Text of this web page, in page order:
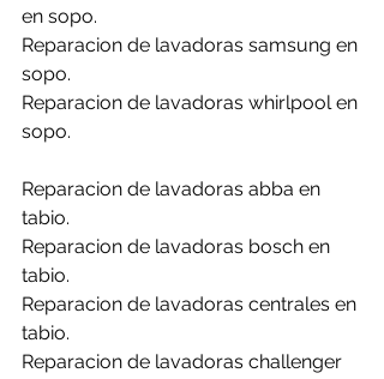
en sopo.
Reparacion de lavadoras samsung en
sopo.
Reparacion de lavadoras whirlpool en
sopo.
Reparacion de lavadoras abba en
tabio.
Reparacion de lavadoras bosch en
tabio.
Reparacion de lavadoras centrales en
tabio.
Reparacion de lavadoras challenger